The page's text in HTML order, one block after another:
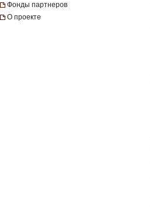
Фонды партнеров
О проекте